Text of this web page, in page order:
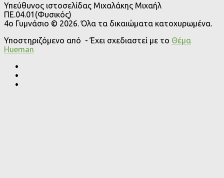
Υπεύθυνος ιστοσελίδας Μιχαλάκης Μιχαήλ
ΠΕ.04.01(Φυσικός)
4o Γυμνάσιο © 2026. Όλα τα δικαιώματα κατοχυρωμένα.
Υποστηριζόμενο από - Έχει σχεδιαστεί με το Θέμα
Ηueman